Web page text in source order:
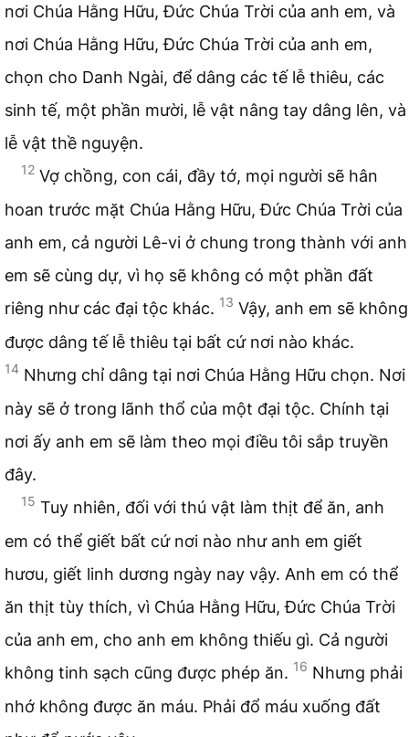
nơi Chúa Hằng Hữu, Đức Chúa Trời của anh em, và
nơi Chúa Hằng Hữu, Đức Chúa Trời của anh em,
chọn cho Danh Ngài, để dâng các tế lễ thiêu, các
sinh tế, một phần mười, lễ vật nâng tay dâng lên, và
lễ vật thề nguyện.
12 Vợ chồng, con cái, đầy tớ, mọi người sẽ hân
hoan trước mặt Chúa Hằng Hữu, Đức Chúa Trời của
anh em, cả người Lê-vi ở chung trong thành với anh
em sẽ cùng dự, vì họ sẽ không có một phần đất
riêng như các đại tộc khác. 13 Vậy, anh em sẽ không
được dâng tế lễ thiêu tại bất cứ nơi nào khác.
14 Nhưng chỉ dâng tại nơi Chúa Hằng Hữu chọn. Nơi
này sẽ ở trong lãnh thổ của một đại tộc. Chính tại
nơi ấy anh em sẽ làm theo mọi điều tôi sắp truyền
đây.
15 Tuy nhiên, đối với thú vật làm thịt để ăn, anh
em có thể giết bất cứ nơi nào như anh em giết
hươu, giết linh dương ngày nay vậy. Anh em có thể
ăn thịt tùy thích, vì Chúa Hằng Hữu, Đức Chúa Trời
của anh em, cho anh em không thiếu gì. Cả người
không tinh sạch cũng được phép ăn. 16 Nhưng phải
nhớ không được ăn máu. Phải đổ máu xuống đất